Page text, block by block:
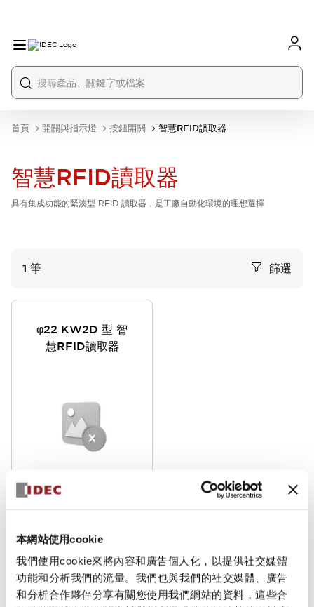
本網站使用cookie
我們使用cookie來將內容和廣告個人化，以提供社交媒體
功能和分析我們的流量。我們也與我們的社交媒體、廣告
和分析合作夥伴分享有關您使用我們網站的資料，這些合
首頁 開關與指示燈 按鈕開關 智慧RFID讀取器
智慧RFID讀取器
具有集成功能的緊湊型 RFID 讀取器，是工廠自動化環境的理想選擇
1 筆 篩選
φ22 KW2D 型 智
慧RFID讀取器
KW2D 系列智慧
RFID 提升應用的追
及生產力。此 RFID 裝
置專為輕鬆整合至工業
系統而打造，讓 OEM
與終端用戶能夠實施安
內建以太網埠，可快速